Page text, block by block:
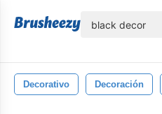
Decorativo Decoración